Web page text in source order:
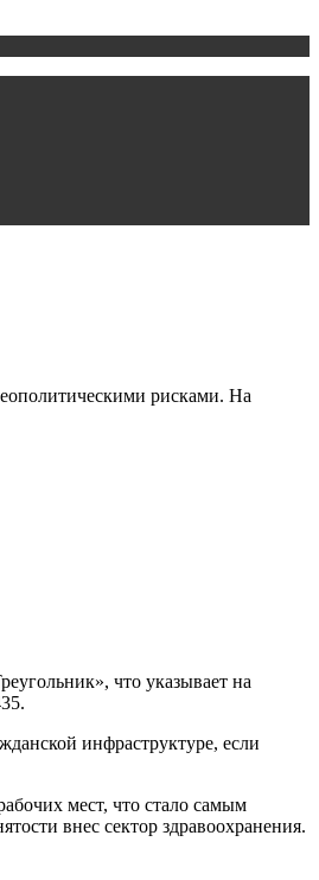
рисками. На
что указывает на
инфраструктуре, если
мест, что стало самым
внес сектор здравоохранения.